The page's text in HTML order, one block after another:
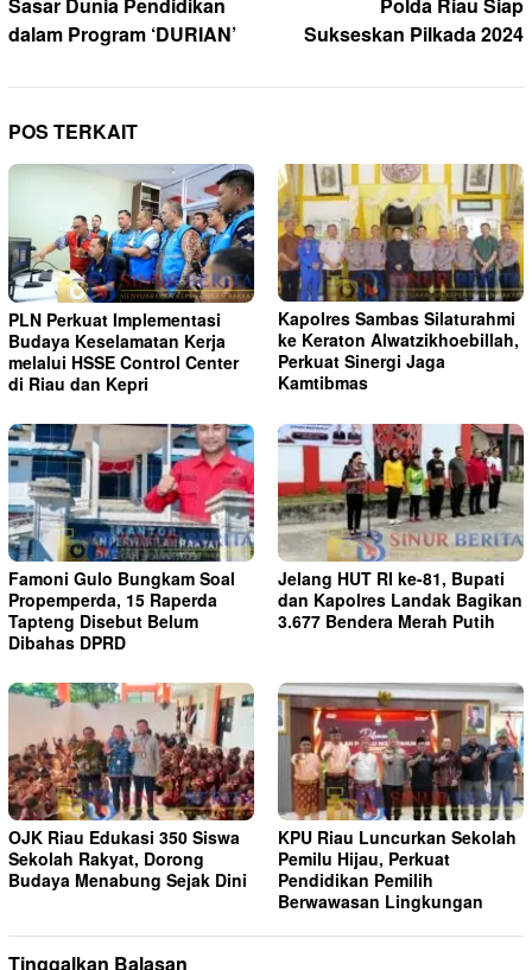
Sasar Dunia Pendidikan
dalam Program ‘DURIAN’
Polda Riau Siap
Sukseskan Pilkada 2024
POS TERKAIT
PLN Perkuat Implementasi
Budaya Keselamatan Kerja
melalui HSSE Control Center
di Riau dan Kepri
Kapolres Sambas Silaturahmi
ke Keraton Alwatzikhoebillah,
Perkuat Sinergi Jaga
Kamtibmas
Famoni Gulo Bungkam Soal
Propemperda, 15 Raperda
Tapteng Disebut Belum
Dibahas DPRD
Jelang HUT RI ke-81, Bupati
dan Kapolres Landak Bagikan
3.677 Bendera Merah Putih
OJK Riau Edukasi 350 Siswa
Sekolah Rakyat, Dorong
Budaya Menabung Sejak Dini
KPU Riau Luncurkan Sekolah
Pemilu Hijau, Perkuat
Pendidikan Pemilih
Berwawasan Lingkungan
Tinggalkan Balasan